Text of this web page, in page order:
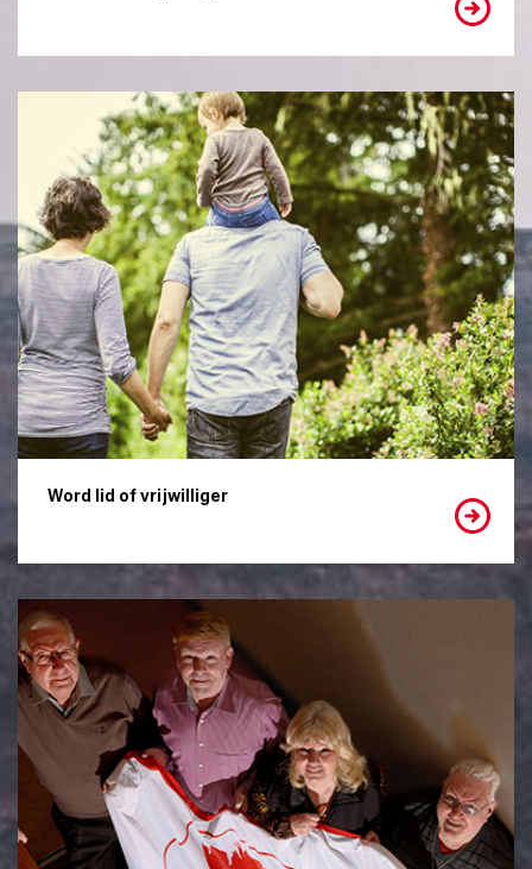
Word lid of vrijwilliger